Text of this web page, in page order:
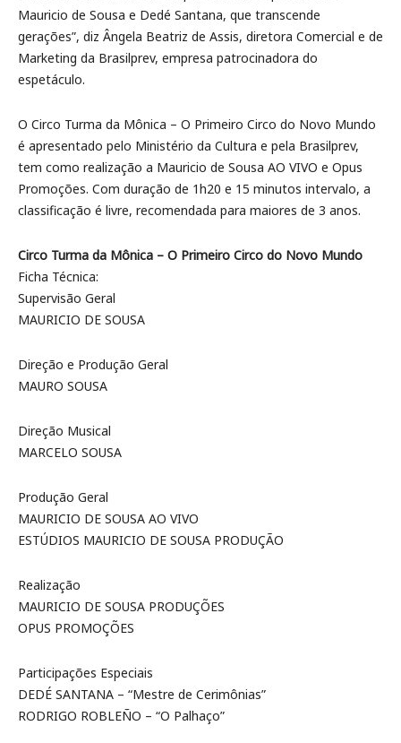
Mauricio de Sousa e Dedé Santana, que transcende
gerações”, diz Ângela Beatriz de Assis, diretora Comercial e de
Marketing da Brasilprev, empresa patrocinadora do
espetáculo.
O Circo Turma da Mônica – O Primeiro Circo do Novo Mundo
é apresentado pelo Ministério da Cultura e pela Brasilprev,
tem como realização a Mauricio de Sousa AO VIVO e Opus
Promoções. Com duração de 1h20 e 15 minutos intervalo, a
classificação é livre, recomendada para maiores de 3 anos.
Circo Turma da Mônica – O Primeiro Circo do Novo Mundo
Ficha Técnica:
Supervisão Geral
MAURICIO DE SOUSA
Direção e Produção Geral
MAURO SOUSA
Direção Musical
MARCELO SOUSA
Produção Geral
MAURICIO DE SOUSA AO VIVO
ESTÚDIOS MAURICIO DE SOUSA PRODUÇÃO
Realização
MAURICIO DE SOUSA PRODUÇÕES
OPUS PROMOÇÕES
Participações Especiais
DEDÉ SANTANA – “Mestre de Cerimônias”
RODRIGO ROBLEÑO – “O Palhaço”